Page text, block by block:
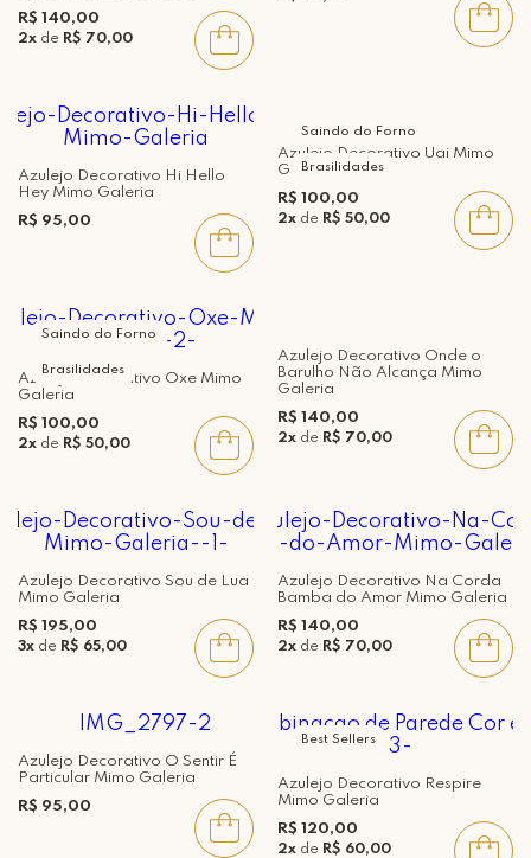
R$ 140,00
2x de R$ 70,00
Azulejo Decorativo Hi Hello
Hey Mimo Galeria
R$ 95,00
Saindo do Forno
Brasilidades
Azulejo Decorativo Uai Mimo
Galeria
R$ 100,00
2x de R$ 50,00
Saindo do Forno
Brasilidades
Azulejo Decorativo Oxe Mimo
Galeria
R$ 100,00
2x de R$ 50,00
Azulejo Decorativo Onde o
Barulho Não Alcança Mimo
Galeria
R$ 140,00
2x de R$ 70,00
Azulejo Decorativo Sou de Lua
Mimo Galeria
R$ 195,00
3x de R$ 65,00
Azulejo Decorativo Na Corda
Bamba do Amor Mimo Galeria
R$ 140,00
2x de R$ 70,00
Azulejo Decorativo O Sentir É
Particular Mimo Galeria
R$ 95,00
Best Sellers
Azulejo Decorativo Respire
Mimo Galeria
R$ 120,00
2x de R$ 60,00